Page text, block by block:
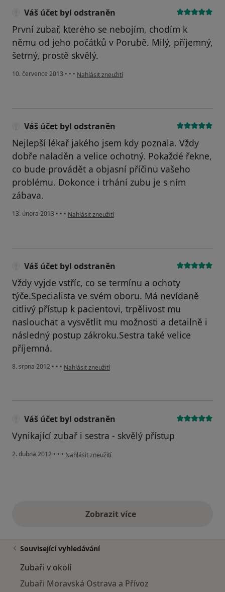
Váš účet byl odstraněn
První zubař, kterého se nebojím, chodím k
němu od jeho počátků v Porubě. Milý, příjemný,
šetrný, prostě skvělý.
10. července 2013 • • • podle názoru uživatele Váš účet byl odstraněn
Nahlásit zneužití
Váš účet byl odstraněn
Nejlepší lékař jakého jsem kdy poznala. Vždy
dobře naladěn a velice ochotný. Pokaždé řekne,
co bude provádět a objasní příčinu vašeho
problému. Dokonce i trhání zubu je s ním
zábava.
13. února 2013 • • • podle názoru uživatele Váš účet byl odstraněn
Nahlásit zneužití
Váš účet byl odstraněn
Vždy vyjde vstříc, co se termínu a ochoty
týče.Specialista ve svém oboru. Má nevídaně
citlivý přístup k pacientovi, trpělivost mu
naslouchat a vysvětlit mu možnosti a detailně i
následný postup zákroku.Sestra také velice
příjemná.
8. srpna 2012 • • • podle názoru uživatele Váš účet byl odstraněn
Nahlásit zneužití
Váš účet byl odstraněn
Vynikající zubař i sestra - skvělý přístup
2. dubna 2012 • • • podle názoru uživatele Váš účet byl odstraněn
Nahlásit zneužití
Zobrazit vícevýše uvedené názory
Související vyhledávání
Zubaři v okolí
Zubaři Moravská Ostrava a Přívoz